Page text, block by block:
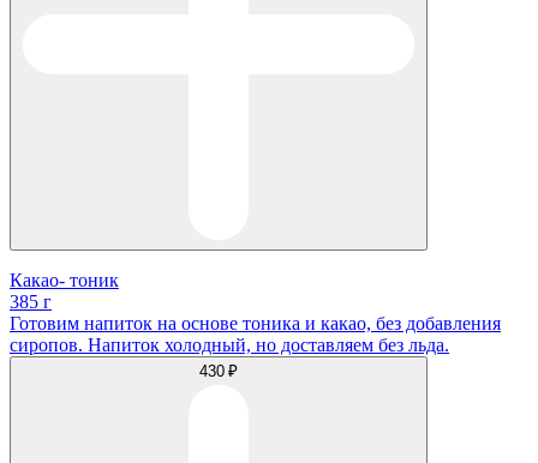
Какао- тоник
385 г
Готовим напиток на основе тоника и какао, без добавления
сиропов. Напиток холодный, но доставляем без льда.
430 ₽